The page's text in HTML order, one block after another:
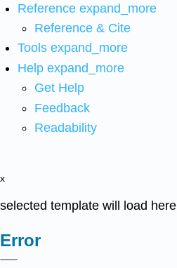
Reference expand_more
Reference & Cite
Tools expand_more
Help expand_more
Get Help
Feedback
Readability
x
selected template will load here
Error